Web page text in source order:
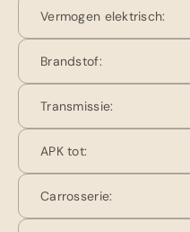
Vermogen elektrisch:
Brandstof:
Transmissie:
APK tot:
Carrosserie: